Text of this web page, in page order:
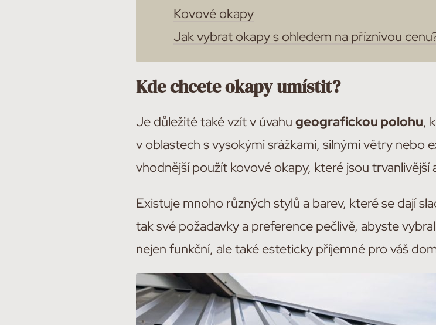
Kovové okapy
Jak vybrat okapy s ohledem na příznivou
Kde chcete okapy umístit?
Je důležité také vzít v úvahu geografickou polohu,
v oblastech s vysokými srážkami, silnými větry nebo
vhodnější použít kovové okapy, které jsou
Existuje mnoho různých stylů a barev, které se dají
tak své požadavky a preference pečlivě, abyste
nejen funkční, ale také esteticky příjemné pro váš